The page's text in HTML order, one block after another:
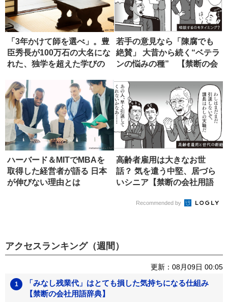
「3年かけて師を選べ」。豊
臣秀長が100万石の大名にな
れた、独学を超えた学びの
若手の意見なら「陳腐でも
絶賛」 大昔から続く“ベテラ
ンの悩みの種” 【禁断の会
ハーバード＆MITでMBAを
取得した経営者が語る 日本
が伸びない理由とは
高齢者雇用は大きなお世
話？ 気を遣う中堅、居づら
いシニア【禁断の会社用語
Recommended by
アクセスランキング（週間）
更新：08月09日 00:05
「みなし残業代」はとても損した気持ちになる仕組み
【禁断の会社用語辞典】